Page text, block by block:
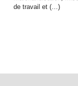
de travail et (…)